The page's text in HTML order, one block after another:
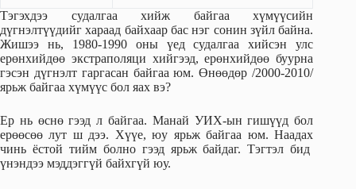
Тэгэхдээ судалгаа хийж байгаа хүмүүсийн
дүгнэлтүүдийг хараад байхаар бас нэг сонин зүйл байна.
Жишээ нь, 1980-1990 оны үед судалгаа хийсэн улс
ерөнхийдөө экстраполяци хийгээд, ерөнхийдөө буурна
гэсэн дүгнэлт гаргасан байгаа юм. Өнөөдөр /2000-2010/
ярьж байгаа хүмүүс бол яах вэ?
Ер нь өснө гээд л байгаа. Манай УИХ-ын гишүүд бол
ерөөсөө лут ш дээ. Хүүе, юу ярьж байгаа юм. Наадах
чинь ёстой тийм болно гээд ярьж байдаг. Тэгтэл бид
үнэндээ мэддэггүй байхгүй юу.